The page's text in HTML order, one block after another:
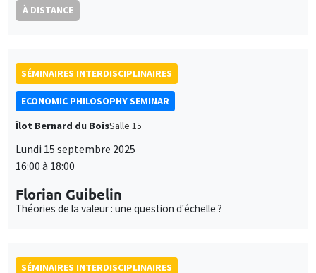
À DISTANCE
SÉMINAIRES INTERDISCIPLINAIRES
ECONOMIC PHILOSOPHY SEMINAR
Îlot Bernard du BoisSalle 15
Lundi 15 septembre 2025
16:00 à 18:00
Florian Guibelin
Théories de la valeur : une question d'échelle ?
SÉMINAIRES INTERDISCIPLINAIRES